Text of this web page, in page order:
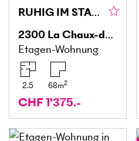
RUHIG IM STADTZENTRUM
2300 La Chaux-de-Fonds
Etagen-Wohnung
2.5 68m2
CHF 1'375.-